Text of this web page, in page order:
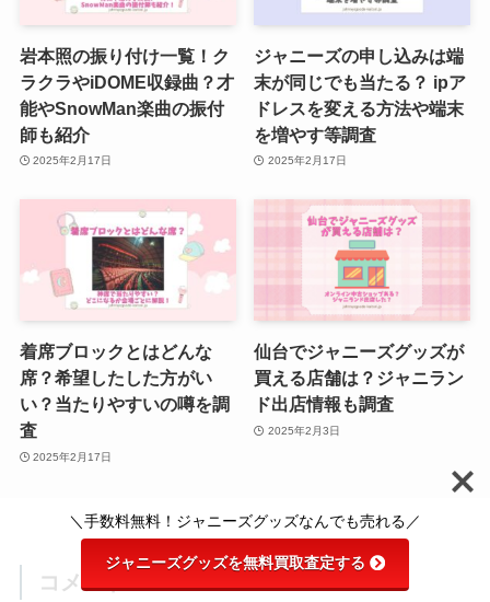
岩本照の振り付け一覧！ク
ラクラやiDOME収録曲？才
能やSnowMan楽曲の振付
師も紹介
2025年2月17日
ジャニーズの申し込みは端
末が同じでも当たる？ ipア
ドレスを変える方法や端末
を増やす等調査
2025年2月17日
着席ブロックとはどんな
席？希望したした方がい
い？当たりやすいの噂を調
査
2025年2月17日
仙台でジャニーズグッズが
買える店舗は？ジャニラン
ド出店情報も調査
2025年2月3日
コメント
＼手数料無料！ジャニーズグッズなんでも売れる／
ジャニーズグッズを無料買取査定する